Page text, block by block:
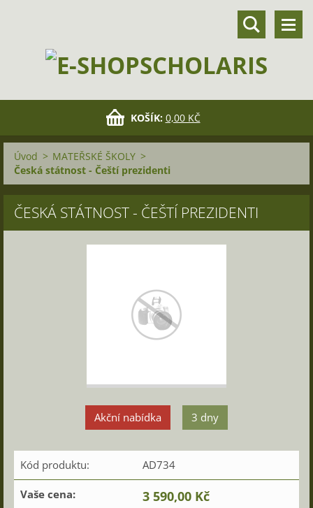
KOŠÍK: 0,00 KČ
Úvod > MATEŘSKÉ ŠKOLY >
Česká státnost - Čeští prezidenti
ČESKÁ STÁTNOST - ČEŠTÍ PREZIDENTI
Akční nabídka 3 dny
Kód produktu: AD734
Vaše cena: 3 590,00 Kč